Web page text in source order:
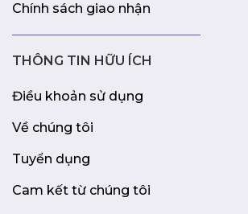
Chính sách giao nhận
THÔNG TIN HỮU ÍCH
Điều khoản sử dụng
Về chúng tôi
Tuyển dụng
Cam kết từ chúng tôi